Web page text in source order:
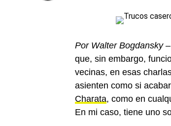
Por Walter Bogdansky –
que, sin embargo,
vecinas, en esas
asienten como si
Charata, como en
En mi caso, tiene uno